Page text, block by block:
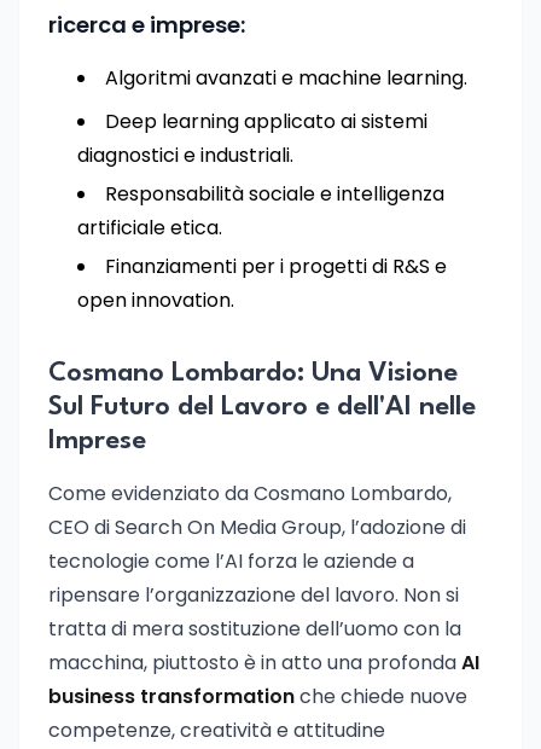
ricerca e imprese:
Algoritmi avanzati e machine learning.
Deep learning applicato ai sistemi
diagnostici e industriali.
Responsabilità sociale e intelligenza
artificiale etica.
Finanziamenti per i progetti di R&S e
open innovation.
Cosmano Lombardo: Una Visione
Sul Futuro del Lavoro e dell'AI nelle
Imprese
Come evidenziato da Cosmano Lombardo,
CEO di Search On Media Group, l’adozione di
tecnologie come l’AI forza le aziende a
ripensare l’organizzazione del lavoro. Non si
tratta di mera sostituzione dell’uomo con la
macchina, piuttosto è in atto una profondaAI
business transformationche chiede nuove
competenze, creatività e attitudine